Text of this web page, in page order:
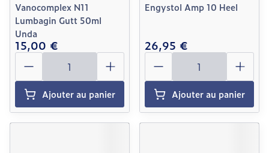
Vanocomplex N11
Lumbagin Gutt 50ml
Unda
15,00 €
Quantité
Ajouter au panier
Engystol Amp 10 Heel
26,95 €
Quantité
Ajouter au panier